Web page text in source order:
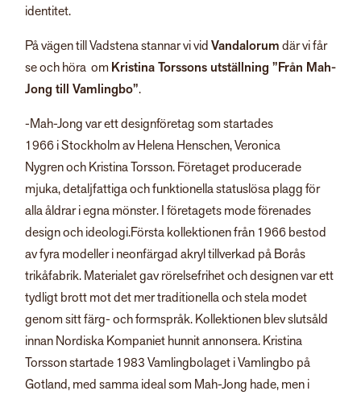
identitet.
På vägen till Vadstena stannar vi vidVandalorumdär vi får
se och höra om Kristina Torssons utställning ”Från Mah-
Jong till Vamlingbo”.
-Mah-Jong var ett designföretag som startades
1966 i Stockholm av Helena Henschen, Veronica
Nygren och Kristina Torsson. Företaget producerade
mjuka, detaljfattiga och funktionella statuslösa plagg för
alla åldrar i egna mönster. I företagets mode förenades
design och ideologi.Första kollektionen från 1966 bestod
av fyra modeller i neonfärgad akryl tillverkad på Borås
trikåfabrik. Materialet gav rörelsefrihet och designen var ett
tydligt brott mot det mer traditionella och stela modet
genom sitt färg- och formspråk. Kollektionen blev slutsåld
innan Nordiska Kompaniet hunnit annonsera. Kristina
Torsson startade 1983 Vamlingbolaget i Vamlingbo på
Gotland, med samma ideal som Mah-Jong hade, men i